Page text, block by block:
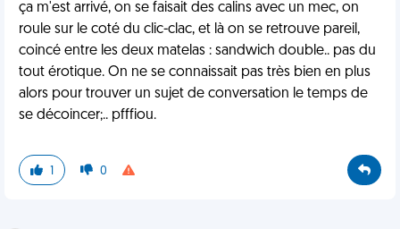
ça m'est arrivé, on se faisait des calins avec un mec, on
roule sur le coté du clic-clac, et là on se retrouve pareil,
coincé entre les deux matelas : sandwich double.. pas du
tout érotique. On ne se connaissait pas très bien en plus
alors pour trouver un sujet de conversation le temps de
se décoincer;.. pfffiou.
1 0